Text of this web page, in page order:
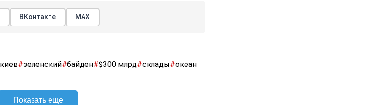
ВКонтакте МАХ
киев#зеленский#байден#$300 млрд#склады#океан
Показать еще